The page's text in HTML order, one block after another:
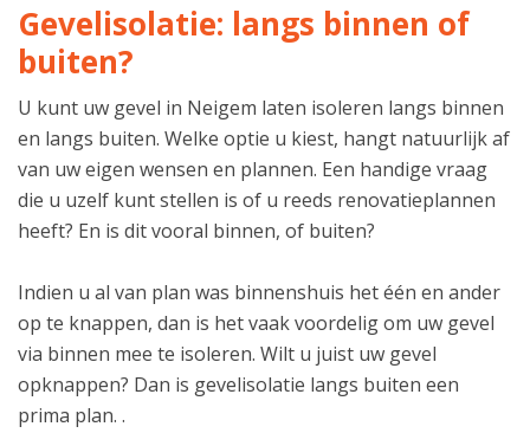
Gevelisolatie: langs binnen of
buiten?
U kunt uw gevel in Neigem laten isoleren langs binnen
en langs buiten. Welke optie u kiest, hangt natuurlijk af
van uw eigen wensen en plannen. Een handige vraag
die u uzelf kunt stellen is of u reeds renovatieplannen
heeft? En is dit vooral binnen, of buiten?
Indien u al van plan was binnenshuis het één en ander
op te knappen, dan is het vaak voordelig om uw gevel
via binnen mee te isoleren. Wilt u juist uw gevel
opknappen? Dan is gevelisolatie langs buiten een
prima plan. .